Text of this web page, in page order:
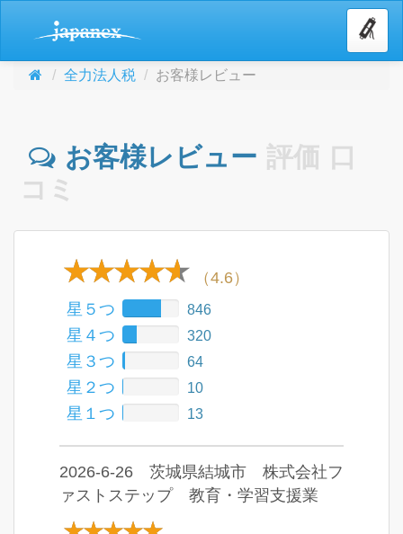
全力法人税 お客様レビュー
お客様レビュー 評価 口
コミ
（4.6）
星５つ
846
星４つ 320
星３つ 64
星２つ 10
星１つ 13
2026-6-26 茨城県結城市 株式会社フ
ァストステップ 教育・学習支援業